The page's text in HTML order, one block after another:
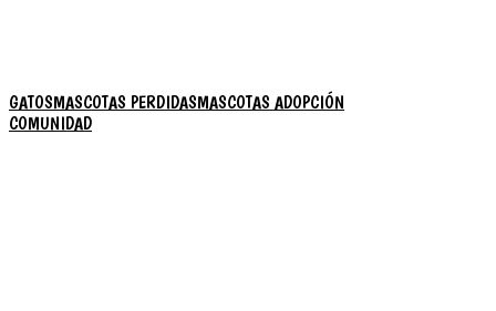
GATOSMASCOTAS PERDIDASMASCOTAS ADOPCIÓN
COMUNIDAD